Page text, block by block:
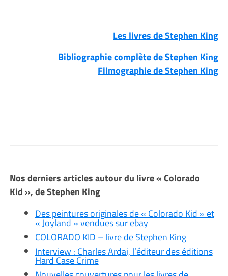
Les livres de Stephen King
Bibliographie complète de Stephen King
Filmographie de Stephen King
Nos derniers articles autour du livre « Colorado
Kid », de Stephen King
Des peintures originales de « Colorado Kid » et
« Joyland » vendues sur ebay
COLORADO KID – livre de Stephen King
Interview : Charles Ardai, l’éditeur des éditions
Hard Case Crime